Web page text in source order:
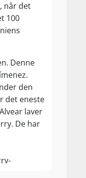
når det
100
Denne
den
det eneste
laver
De har